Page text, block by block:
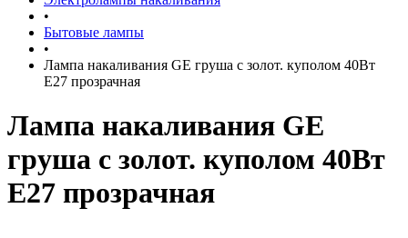
•
Бытовые лампы
•
Лампа накаливания GE груша с золот. куполом 40Вт
Е27 прозрачная
Лампа накаливания GE
груша с золот. куполом 40Вт
Е27 прозрачная